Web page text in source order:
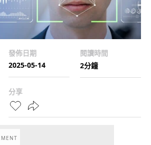
發佈日期
2025-05-14
閱讀時間
2分鐘
分享